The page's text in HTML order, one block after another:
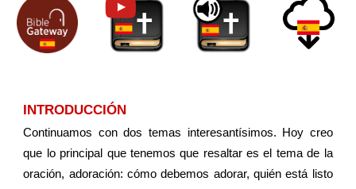
INTRODUCCIÓN
Continuamos con dos temas interesantísimos. Hoy creo
que lo principal que tenemos que resaltar es el tema de la
oración, adoración: cómo debemos adorar, quién está listo